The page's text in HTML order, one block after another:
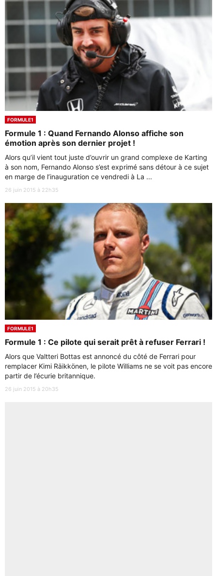
FORMULE1
Formule 1 : Quand Fernando Alonso affiche son
émotion après son dernier projet !
Alors qu’il vient tout juste d’ouvrir un grand complexe de Karting
à son nom, Fernando Alonso s’est exprimé sans détour à ce sujet
en marge de l’inauguration ce vendredi à La ...
26 juin 2015 à 22h35
FORMULE1
Formule 1 : Ce pilote qui serait prêt à refuser Ferrari !
Alors que Valtteri Bottas est annoncé du côté de Ferrari pour
remplacer Kimi Räikkönen, le pilote Williams ne se voit pas encore
partir de l’écurie britannique.
26 juin 2015 à 20h35